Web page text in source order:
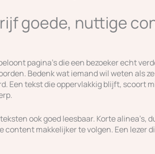
goede, nuttige
pagina’s die een bezoeker echt
Bedenk wat iemand wil weten als
Een tekst die oppervlakkig blijft, scoort
ook goed leesbaar. Korte
content makkelijker te volgen. Een lezer